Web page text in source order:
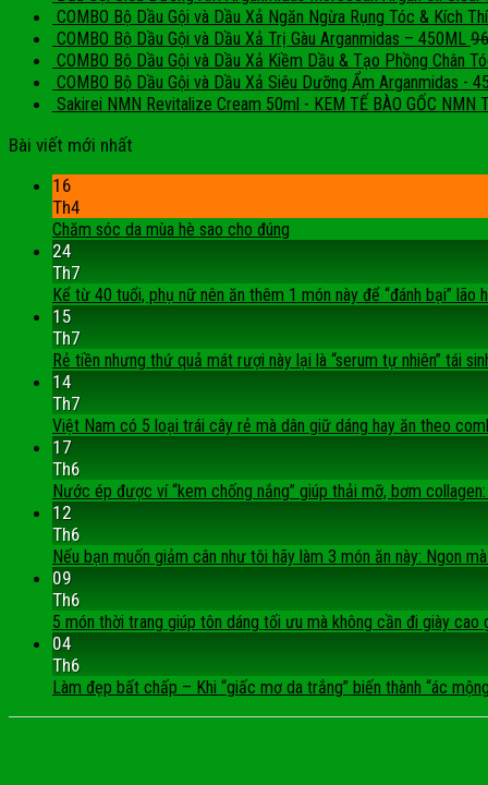
COMBO Bộ Dầu Gội và Dầu Xả Ngăn Ngừa Rụng Tóc & Kích
COMBO Bộ Dầu Gội và Dầu Xả Trị Gàu Arganmidas – 450ML
COMBO Bộ Dầu Gội và Dầu Xả Kiềm Dầu & Tạo Phồng Chân
COMBO Bộ Dầu Gội và Dầu Xả Siêu Dưỡng Ẩm Arganmidas -
Sakirei NMN Revitalize Cream 50ml - KEM TẾ BÀO GỐC NMN
Bài viết mới nhất
16
Th4
Chăm sóc da mùa hè sao cho đúng
24
Th7
Kể từ 40 tuổi, phụ nữ nên ăn thêm 1 món này để “đánh bại”
15
Th7
Rẻ tiền nhưng thứ quả mát rượi này lại là “serum tự nhiên” tái
14
Th7
Việt Nam có 5 loại trái cây rẻ mà dân giữ dáng hay ăn theo
17
Th6
Nước ép được ví “kem chống nắng” giúp thải mỡ, bơm
12
Th6
Nếu bạn muốn giảm cân như tôi hãy làm 3 món ăn này: Ngon
09
Th6
5 món thời trang giúp tôn dáng tối ưu mà không cần đi giày
04
Th6
Làm đẹp bất chấp – Khi “giấc mơ da trắng” biến thành “ác